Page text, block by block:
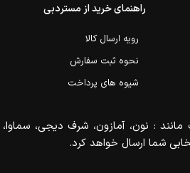
راهنمای خرید از مستردبی
رویه ارسال کالا
نحوه ثبت سفارش
شیوه های پرداخت
: نون، آمازون، شرف دیجی، سماوا،
شما ارسال خواهد کرد.